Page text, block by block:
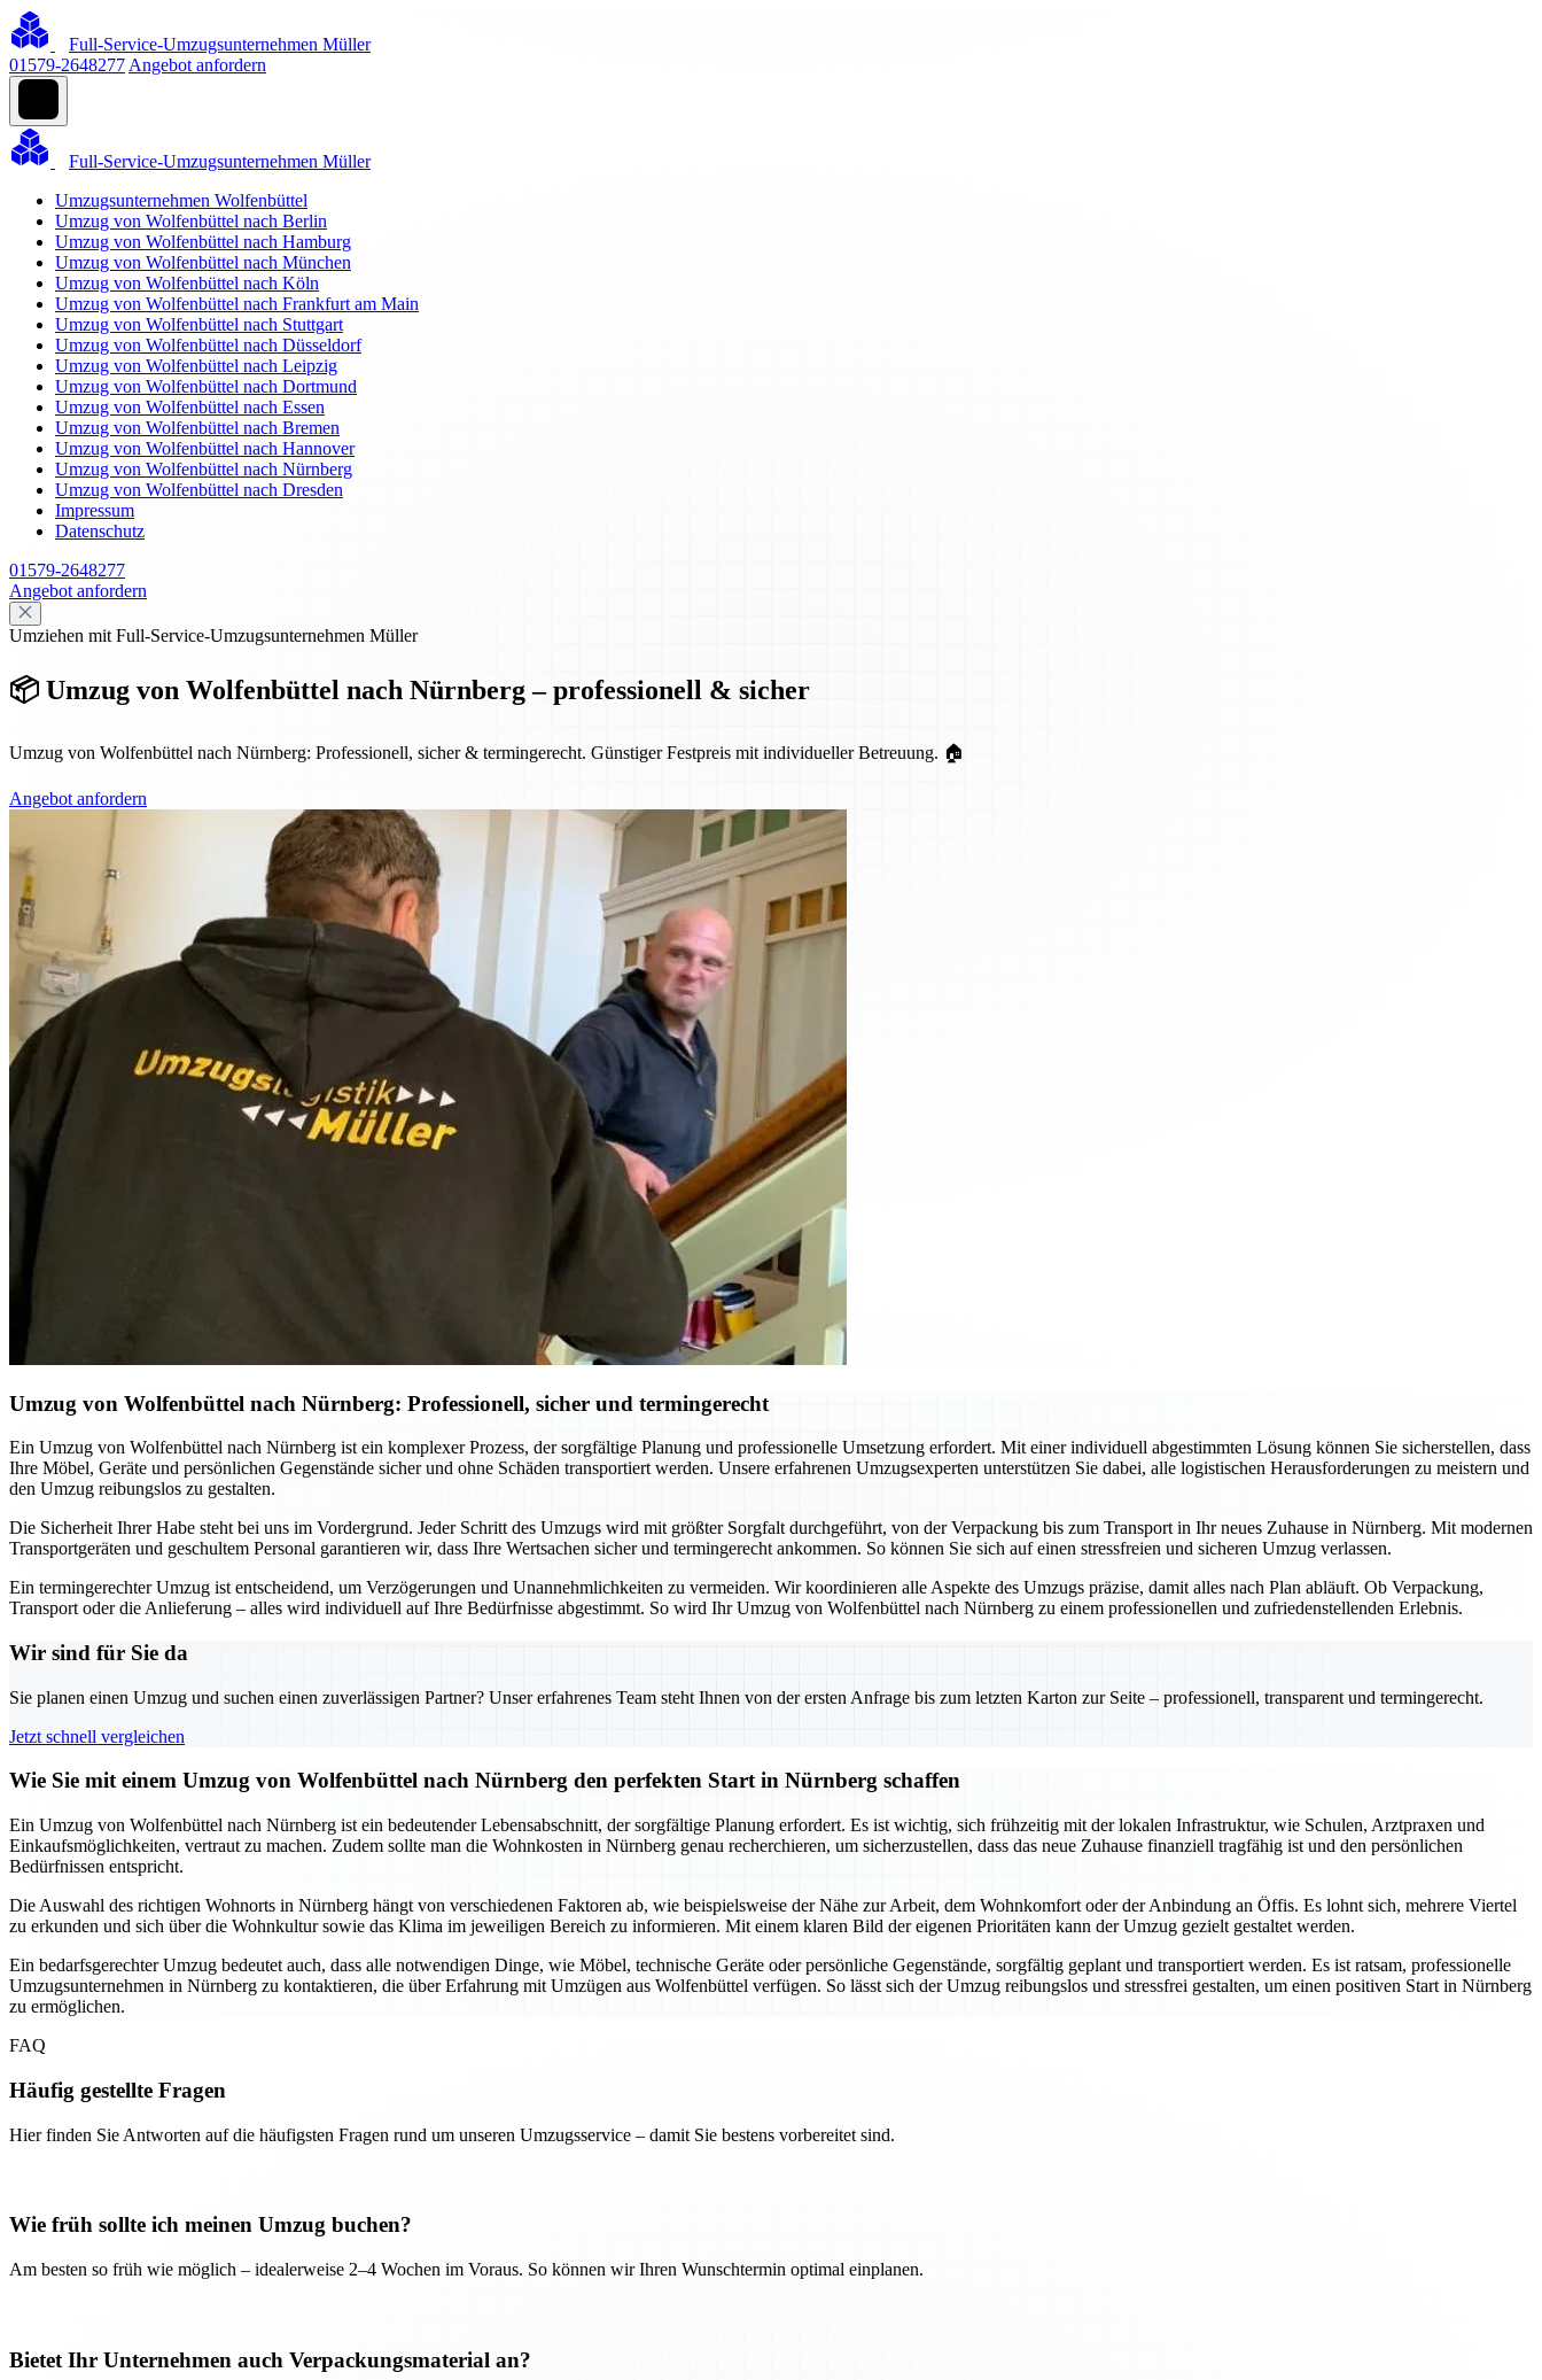
Full-Service-Umzugsunternehmen Müller
01579-2648277 Angebot anfordern
Full-Service-Umzugsunternehmen Müller
Umzugsunternehmen Wolfenbüttel
Umzug von Wolfenbüttel nach Berlin
Umzug von Wolfenbüttel nach Hamburg
Umzug von Wolfenbüttel nach München
Umzug von Wolfenbüttel nach Köln
Umzug von Wolfenbüttel nach Frankfurt am Main
Umzug von Wolfenbüttel nach Stuttgart
Umzug von Wolfenbüttel nach Düsseldorf
Umzug von Wolfenbüttel nach Leipzig
Umzug von Wolfenbüttel nach Dortmund
Umzug von Wolfenbüttel nach Essen
Umzug von Wolfenbüttel nach Bremen
Umzug von Wolfenbüttel nach Hannover
Umzug von Wolfenbüttel nach Nürnberg
Umzug von Wolfenbüttel nach Dresden
Impressum
Datenschutz
01579-2648277
Angebot anfordern
Umziehen mit Full-Service-Umzugsunternehmen Müller
📦 Umzug von Wolfenbüttel nach Nürnberg – professionell & sicher
Umzug von Wolfenbüttel nach Nürnberg: Professionell, sicher & termingerecht. Günstiger Festpreis mit individueller Betreuung. 🏠
Angebot anfordern
Umzug von Wolfenbüttel nach Nürnberg: Professionell, sicher und termingerecht
Ein Umzug von Wolfenbüttel nach Nürnberg ist ein komplexer Prozess, der sorgfältige Planung und professionelle Umsetzung erfordert. Mit einer individuell abgestimmten Lösung können Sie sicherstellen, dass
Ihre Möbel, Geräte und persönlichen Gegenstände sicher und ohne Schäden transportiert werden. Unsere erfahrenen Umzugsexperten unterstützen Sie dabei, alle logistischen Herausforderungen zu meistern und
den Umzug reibungslos zu gestalten.
Die Sicherheit Ihrer Habe steht bei uns im Vordergrund. Jeder Schritt des Umzugs wird mit größter Sorgfalt durchgeführt, von der Verpackung bis zum Transport in Ihr neues Zuhause in Nürnberg. Mit modernen
Transportgeräten und geschultem Personal garantieren wir, dass Ihre Wertsachen sicher und termingerecht ankommen. So können Sie sich auf einen stressfreien und sicheren Umzug verlassen.
Ein termingerechter Umzug ist entscheidend, um Verzögerungen und Unannehmlichkeiten zu vermeiden. Wir koordinieren alle Aspekte des Umzugs präzise, damit alles nach Plan abläuft. Ob Verpackung,
Transport oder die Anlieferung – alles wird individuell auf Ihre Bedürfnisse abgestimmt. So wird Ihr Umzug von Wolfenbüttel nach Nürnberg zu einem professionellen und zufriedenstellenden Erlebnis.
Wir sind für Sie da
Sie planen einen Umzug und suchen einen zuverlässigen Partner? Unser erfahrenes Team steht Ihnen von der ersten Anfrage bis zum letzten Karton zur Seite – professionell, transparent und termingerecht.
Jetzt schnell vergleichen
Wie Sie mit einem Umzug von Wolfenbüttel nach Nürnberg den perfekten Start in Nürnberg schaffen
Ein Umzug von Wolfenbüttel nach Nürnberg ist ein bedeutender Lebensabschnitt, der sorgfältige Planung erfordert. Es ist wichtig, sich frühzeitig mit der lokalen Infrastruktur, wie Schulen, Arztpraxen und
Einkaufsmöglichkeiten, vertraut zu machen. Zudem sollte man die Wohnkosten in Nürnberg genau recherchieren, um sicherzustellen, dass das neue Zuhause finanziell tragfähig ist und den persönlichen
Bedürfnissen entspricht.
Die Auswahl des richtigen Wohnorts in Nürnberg hängt von verschiedenen Faktoren ab, wie beispielsweise der Nähe zur Arbeit, dem Wohnkomfort oder der Anbindung an Öffis. Es lohnt sich, mehrere Viertel
zu erkunden und sich über die Wohnkultur sowie das Klima im jeweiligen Bereich zu informieren. Mit einem klaren Bild der eigenen Prioritäten kann der Umzug gezielt gestaltet werden.
Ein bedarfsgerechter Umzug bedeutet auch, dass alle notwendigen Dinge, wie Möbel, technische Geräte oder persönliche Gegenstände, sorgfältig geplant und transportiert werden. Es ist ratsam, professionelle
Umzugsunternehmen in Nürnberg zu kontaktieren, die über Erfahrung mit Umzügen aus Wolfenbüttel verfügen. So lässt sich der Umzug reibungslos und stressfrei gestalten, um einen positiven Start in Nürnberg
zu ermöglichen.
FAQ
Häufig gestellte Fragen
Hier finden Sie Antworten auf die häufigsten Fragen rund um unseren Umzugsservice – damit Sie bestens vorbereitet sind.
Wie früh sollte ich meinen Umzug buchen?
Am besten so früh wie möglich – idealerweise 2–4 Wochen im Voraus. So können wir Ihren Wunschtermin optimal einplanen.
Bietet Ihr Unternehmen auch Verpackungsmaterial an?